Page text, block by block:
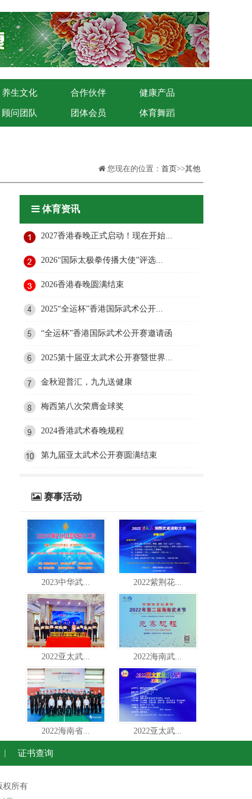
养生文化 合作伙伴 健康产品
顾问团队 团体会员 体育舞蹈
您现在的位置： 首页>>其他
体育资讯
2027香港春晚正式启动！现在开始...
2026“国际太极拳传播大使”评选...
2026香港春晚圆满结束
2025“全运杯”香港国际武术公开...
“全运杯”香港国际武术公开赛邀请函
2025第十届亚太武术公开赛暨世界...
金秋迎普汇，九九送健康
梅西第八次荣膺金球奖
2024香港武术春晚规程
第九届亚太武术公开赛圆满结束
赛事活动
2023中华武... 2022紫荆花...
2022亚太武... 2022海南武...
2022海南省... 2022亚太武...
证书查询
权所有